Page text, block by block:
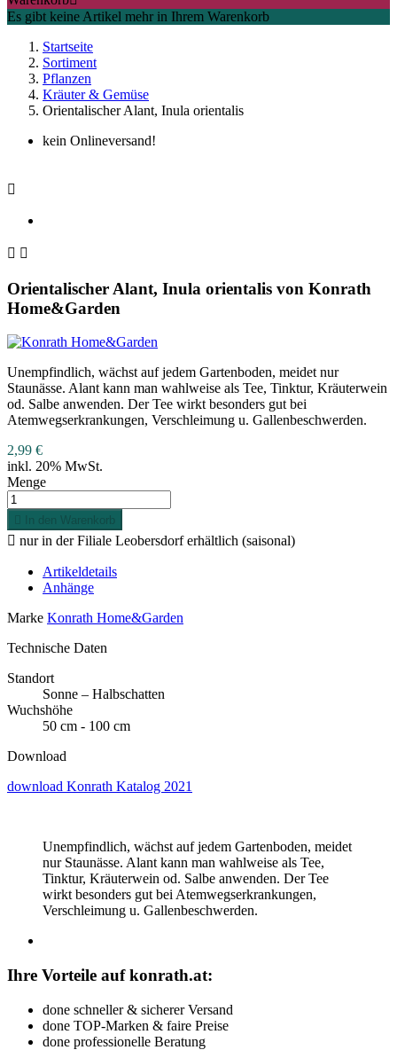
Es gibt keine Artikel mehr in Ihrem Warenkorb
Startseite
Sortiment
Pflanzen
Kräuter & Gemüse
Orientalischer Alant, Inula orientalis
kein Onlineversand!

 
Orientalischer Alant, Inula orientalis von Konrath
Home&Garden
Unempfindlich, wächst auf jedem Gartenboden, meidet nur
Staunässe. Alant kann man wahlweise als Tee, Tinktur, Kräuterwein
od. Salbe anwenden. Der Tee wirkt besonders gut bei
Atemwegserkrankungen, Verschleimung u. Gallenbeschwerden.
2,99 €
inkl. 20% MwSt.
Menge
In den Warenkorb
 nur in der Filiale Leobersdorf erhältlich (sai­so­nal)
Artikeldetails
Anhänge
Marke Konrath Home&Garden
Technische Daten
Standort
Sonne – Halbschatten
Wuchshöhe
50 cm - 100 cm
Download
download Konrath Katalog 2021
Unempfindlich, wächst auf jedem Gartenboden, meidet
nur Staunässe. Alant kann man wahlweise als Tee,
Tinktur, Kräuterwein od. Salbe anwenden. Der Tee
wirkt besonders gut bei Atemwegserkrankungen,
Verschleimung u. Gallenbeschwerden.
Ihre Vorteile auf konrath.at:
done schneller & sicherer Versand
done TOP-Marken & faire Preise
done professionelle Beratung